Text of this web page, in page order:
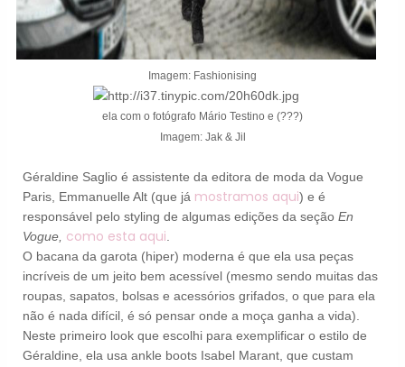
Imagem: Fashionising
ela com o fotógrafo Mário Testino e (???)
Imagem: Jak & Jil
Géraldine Saglio é assistente da editora de moda da Vogue
Paris, Emmanuelle Alt (que já mostramos aqui) e é
responsável pelo styling de algumas edições da seção En
Vogue, como esta aqui
O bacana da garota (hiper) moderna é que ela usa peças
incríveis de um jeito bem acessível (mesmo sendo muitas das
roupas, sapatos, bolsas e acessórios grifados, o que para ela
não é nada difícil, é só pensar onde a moça ganha a vida).
Neste primeiro look que escolhi para exemplificar o estilo de
Géraldine, ela usa ankle boots Isabel Marant, que custam